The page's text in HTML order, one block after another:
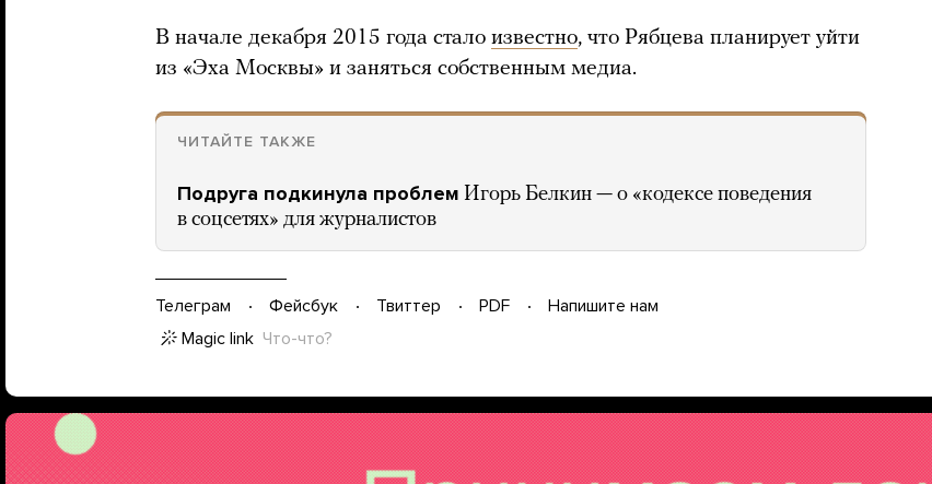
В начале декабря 2015 года стало известно, что Рябцева планирует уйти
из «Эха Москвы» и заняться собственным медиа.
ЧИТАЙТЕ ТАКЖЕ
Подруга подкинула проблем Игорь Белкин — о «кодексе поведения
в соцсетях» для журналистов
Телеграм Фейсбук Твиттер PDF
Напишите нам
Magic link Что-что?